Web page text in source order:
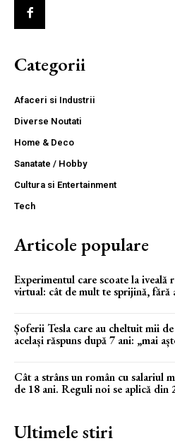
Categorii
Afaceri si Industrii
Diverse Noutati
Home & Deco
Sanatate / Hobby
Cultura si Entertainment
Tech
Articole populare
Experimentul care scoate la
virtual: cât de mult te sprijină, fără
Șoferii Tesla care au cheltuit mii
același răspuns după 7 ani: „mai
Cât a strâns un român cu salariul
de 18 ani. Reguli noi se aplică din
Ultimele stiri